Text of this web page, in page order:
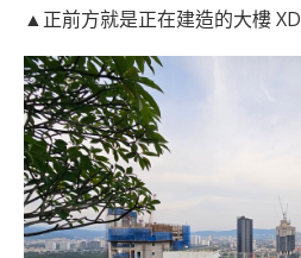
▲正前方就是正在建造的大樓 XD